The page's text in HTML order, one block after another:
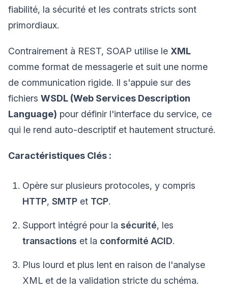
fiabilité, la sécurité et les contrats stricts sont
primordiaux.
Contrairement à REST, SOAP utilise le XML
comme format de messagerie et suit une norme
de communication rigide. Il s'appuie sur des
fichiers WSDL (Web Services Description
Language) pour définir l'interface du service, ce
qui le rend auto-descriptif et hautement structuré.
Caractéristiques Clés :
Opère sur plusieurs protocoles, y compris
HTTP, SMTP et TCP.
Support intégré pour la sécurité, les
transactions et la conformité ACID.
Plus lourd et plus lent en raison de l'analyse
XML et de la validation stricte du schéma.